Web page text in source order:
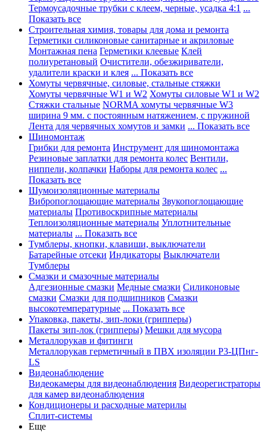
Термоусадочные трубки с клеем, черные, усадка 4:1 ...
Показать все
Строительная химия, товары для дома и ремонта
Герметики силиконовые санитарные и акриловые
Монтажная пена Герметики клеевые Клей
полиуретановый Очистители, обезжириватели,
удалители краски и клея ... Показать все
Хомуты червячные, силовые, стальные стяжки
Хомуты червячные W1 и W2 Хомуты силовые W1 и W2
Стяжки стальные NORMA хомуты червячные W3
ширина 9 мм. с постоянным натяжением, с пружиной
Лента для червячных хомутов и замки ... Показать все
Шиномонтаж
Грибки для ремонта Инструмент для шиномонтажа
Резиновые заплатки для ремонта колес Вентили,
ниппели, колпачки Наборы для ремонта колес ...
Показать все
Шумоизоляционные материалы
Вибропоглощающие материалы Звукопоглощающие
материалы Противоскрипные материалы
Теплоизоляционные материалы Уплотнительные
материалы ... Показать все
Тумблеры, кнопки, клавиши, выключатели
Батарейные отсеки Индикаторы Выключатели
Тумблеры
Смазки и смазочные материалы
Адгезионные смазки Медные смазки Силиконовые
смазки Смазки для подшипников Смазки
высокотемпературные ... Показать все
Упаковка, пакеты, зип-локи (грипперы)
Пакеты зип-лок (грипперы) Мешки для мусора
Металлорукав и фитинги
Металлорукав герметичный в ПВХ изоляции Р3-ЦПнг-
LS
Видеонаблюдение
Видеокамеры для видеонаблюдения Видеорегистраторы
для камер видеонаблюдения
Кондиционеры и расходные материлы
Сплит-системы
Еще